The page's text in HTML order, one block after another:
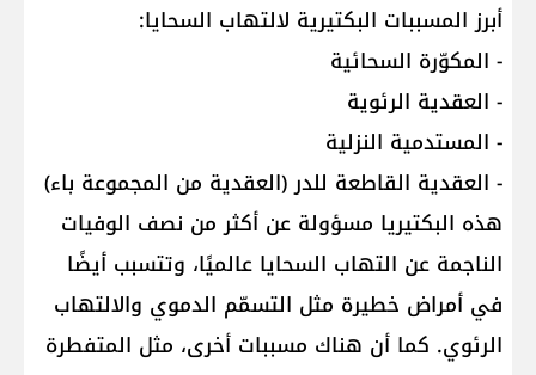
أبرز المسببات البكتيرية لالتهاب السحايا:
- المكوّرة السحائية
- العقدية الرئوية
- المستدمية النزلية
- العقدية القاطعة للدر (العقدية من المجموعة باء)
هذه البكتيريا مسؤولة عن أكثر من نصف الوفيات
الناجمة عن التهاب السحايا عالميًا، وتتسبب أيضًا
في أمراض خطيرة مثل التسمّم الدموي والالتهاب
الرئوي. كما أن هناك مسببات أخرى، مثل المتفطرة